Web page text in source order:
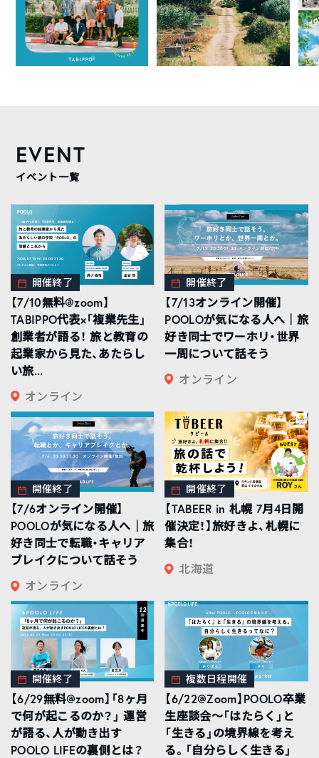
EVENT
イベント一覧
開催終了
【7/10無料@zoom】
TABIPPO代表×「複業先生」
創業者が語る！ 旅と教育の
起業家から見た、あたらし
い旅...
オンライン
開催終了
【7/13オンライン開催】
POOLOが気になる人へ｜旅
好き同士でワーホリ・世界
一周について話そう
オンライン
開催終了
【7/6オンライン開催】
POOLOが気になる人へ｜旅
好き同士で転職・キャリア
ブレイクについて話そう
オンライン
開催終了
【TABEER in 札幌 7月4日開
催決定！】旅好きよ、札幌に
集合！
北海道
開催終了
【6/29無料@zoom】「8ヶ月
で何が起こるのか？」 運営
が語る、人が動き出す
POOLO LIFEの裏側とは？
複数日程開催
【6/22@Zoom】POOLO卒業
生座談会〜「はたらく」と
「生きる」の境界線を考え
る。「自分らしく生きる」